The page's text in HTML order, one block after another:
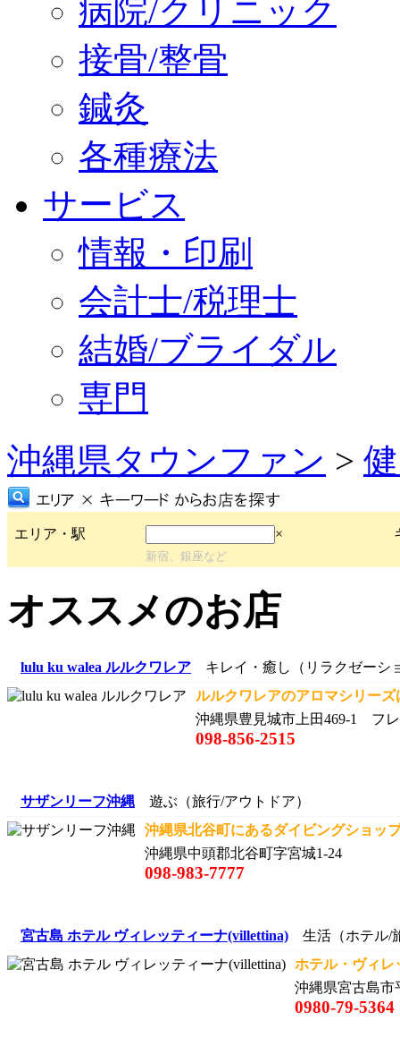
病院/クリニック
接骨/整骨
鍼灸
各種療法
サービス
情報・印刷
会計士/税理士
結婚/ブライダル
専門
沖縄県タウンファン >
エリア・駅 ×
新宿、銀座など
オススメのお店
lulu ku walea ルルクワレア キレイ・癒し（リラクゼーシ
ルルクワレアのアロマシリー
沖縄県豊見城市上田469-1 フ
098-856-2515
サザンリーフ沖縄 遊ぶ（旅行/アウトドア）
沖縄県北谷町にあるダイビングショ
沖縄県中頭郡北谷町字宮城1-24
098-983-7777
宮古島 ホテル ヴィレッティーナ(villettina) 生活（ホテル/
ホテル・ヴィ
沖縄県宮古島市
0980-79-5364